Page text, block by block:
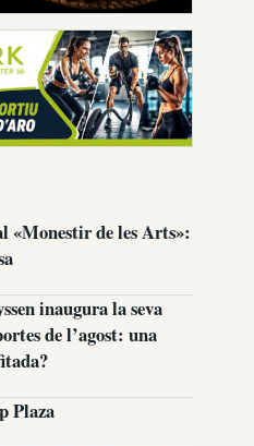
«Monestir de les Arts»:
inaugura la seva
de l’agost: una
Plaza